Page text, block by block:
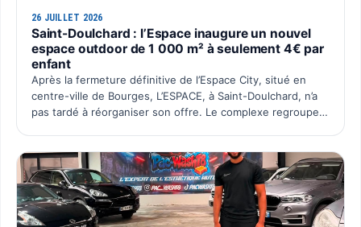
26 JUILLET 2026
Saint-Doulchard : l’Espace inaugure un nouvel
espace outdoor de 1 000 m² à seulement 4€ par
enfant
Après la fermeture définitive de l’Espace City, situé en
centre-ville de Bourges, L’ESPACE, à Saint-Doulchard, n’a
pas tardé à réorganiser son offre. Le complexe regroupe